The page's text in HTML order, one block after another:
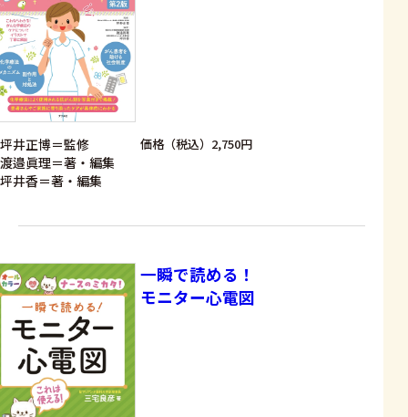
坪井正博＝監修
渡邉眞理＝著・編集
坪井香＝著・編集
価格（税込）2,750円
一瞬で読める！
モニター心電図